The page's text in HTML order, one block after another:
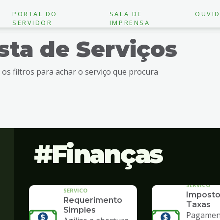
PORTAL DO
SERVIDOR
SALA DE
IMPRENSA
de Serviços
os filtros para achar o serviço que procura
Finanças
SERVICO
Requerimento
Simples
SERVICO
Taxas